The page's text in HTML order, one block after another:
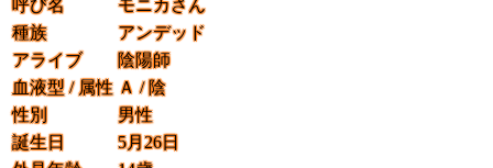
呼び名
モニカさん
種族
アンデッド
アライブ
陰陽師
血液型 / 属性 Ａ / 陰
性別
男性
誕生日
5月26日